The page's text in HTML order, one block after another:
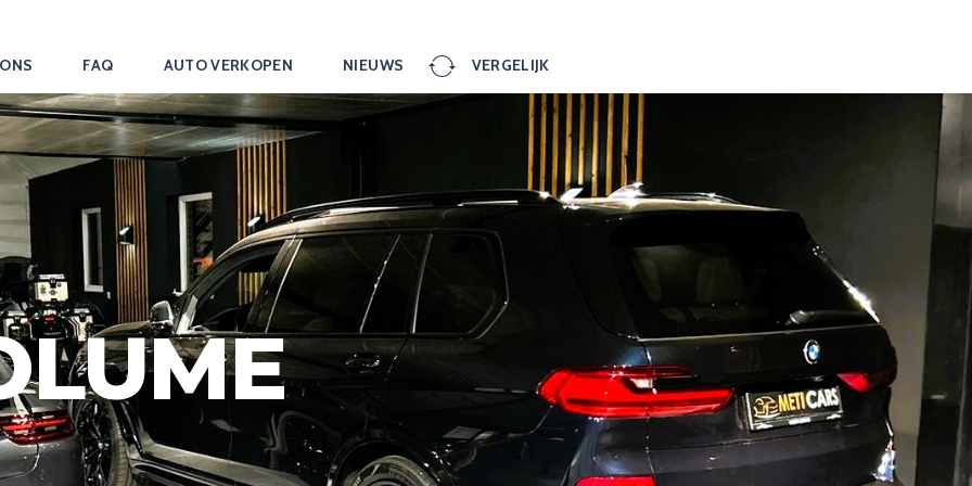
FAQ AUTO VERKOPEN NIEUWS VERGELIJK